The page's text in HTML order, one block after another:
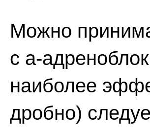
Можно
с а-
наиболее
дробно)